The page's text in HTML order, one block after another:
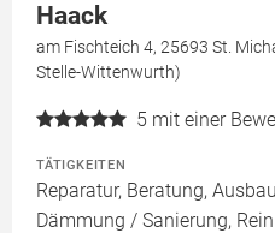
Haack
am Fischteich 4, 25693 St.
Stelle-Wittenwurth)
5 mit einer
TÄTIGKEITEN
Reparatur, Beratung,
Dämmung / Sanierung,